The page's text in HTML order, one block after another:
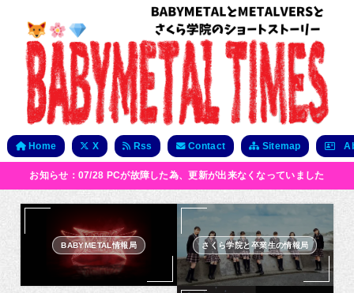
Home X Rss Contact Sitemap
お知らせ：07/28 PCが故障した為、更新が出来なくなっていました
BABYMETAL情報局 さくら学院と卒業生の情報局